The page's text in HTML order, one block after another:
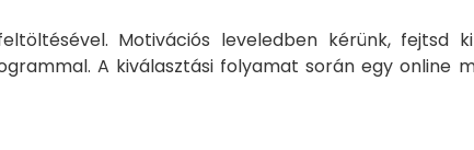
Motivációs leveledben kérünk, fejtsd
A kiválasztási folyamat során egy online